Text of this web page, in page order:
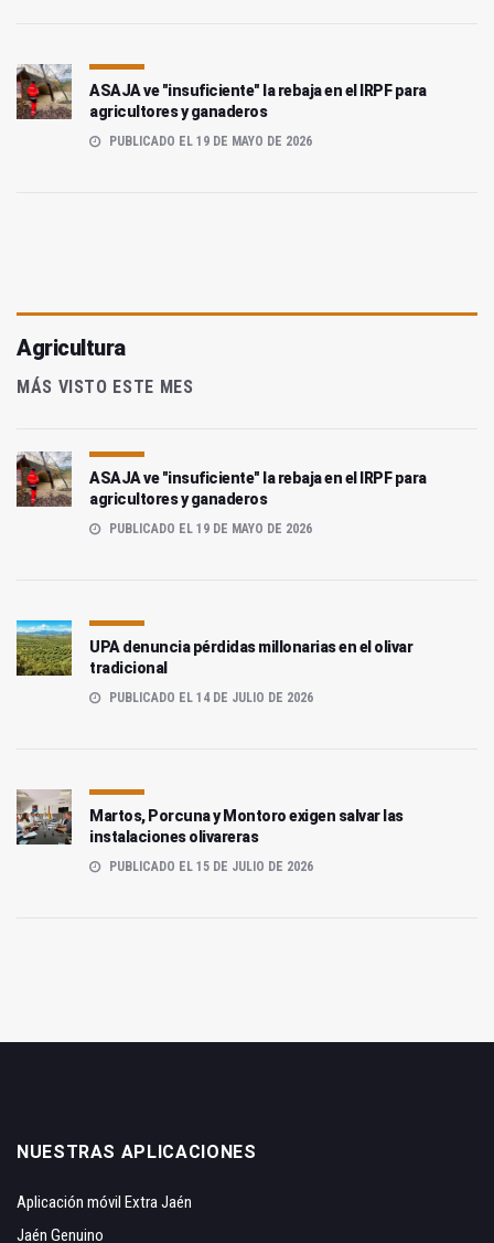
ASAJA ve "insuficiente" la rebaja en el IRPF para
agricultores y ganaderos
PUBLICADO EL 19 DE MAYO DE 2026
Agricultura
MÁS VISTO ESTE MES
ASAJA ve "insuficiente" la rebaja en el IRPF para
agricultores y ganaderos
PUBLICADO EL 19 DE MAYO DE 2026
UPA denuncia pérdidas millonarias en el olivar
tradicional
PUBLICADO EL 14 DE JULIO DE 2026
Martos, Porcuna y Montoro exigen salvar las
instalaciones olivareras
PUBLICADO EL 15 DE JULIO DE 2026
NUESTRAS APLICACIONES
Aplicación móvil Extra Jaén
Jaén Genuino